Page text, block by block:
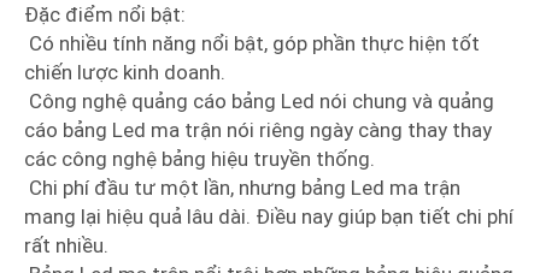
Đặc điểm nổi bật:
Có nhiều tính năng nổi bật, góp phần thực hiện tốt
chiến lược kinh doanh.
Công nghệ quảng cáo bảng Led nói chung và quảng
cáo bảng Led ma trận nói riêng ngày càng thay thay
các công nghệ bảng hiệu truyền thống.
Chi phí đầu tư một lần, nhưng bảng Led ma trận
mang lại hiệu quả lâu dài. Điều nay giúp bạn tiết chi phí
rất nhiều.